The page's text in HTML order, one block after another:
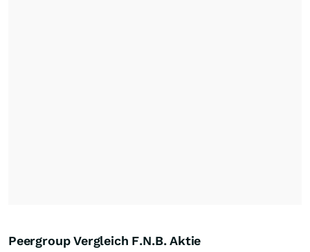
Peergroup Vergleich F.N.B. Aktie